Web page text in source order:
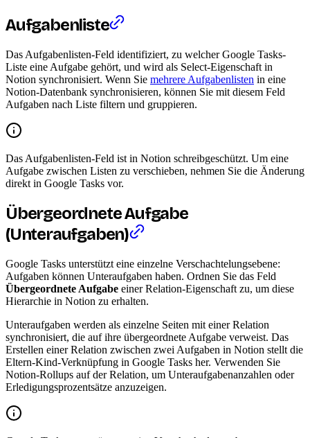
Aufgabenliste
Das Aufgabenlisten-Feld identifiziert, zu welcher Google Tasks-
Liste eine Aufgabe gehört, und wird als Select-Eigenschaft in
Notion synchronisiert. Wenn Sie mehrere Aufgabenlisten in eine
Notion-Datenbank synchronisieren, können Sie mit diesem Feld
Aufgaben nach Liste filtern und gruppieren.
Das Aufgabenlisten-Feld ist in Notion schreibgeschützt. Um eine
Aufgabe zwischen Listen zu verschieben, nehmen Sie die Änderung
direkt in Google Tasks vor.
Übergeordnete Aufgabe
(Unteraufgaben)
Google Tasks unterstützt eine einzelne Verschachtelungsebene:
Aufgaben können Unteraufgaben haben. Ordnen Sie das Feld
Übergeordnete Aufgabe einer Relation-Eigenschaft zu, um diese
Hierarchie in Notion zu erhalten.
Unteraufgaben werden als einzelne Seiten mit einer Relation
synchronisiert, die auf ihre übergeordnete Aufgabe verweist. Das
Erstellen einer Relation zwischen zwei Aufgaben in Notion stellt die
Eltern-Kind-Verknüpfung in Google Tasks her. Verwenden Sie
Notion-Rollups auf der Relation, um Unteraufgabenanzahlen oder
Erledigungsprozentsätze anzuzeigen.